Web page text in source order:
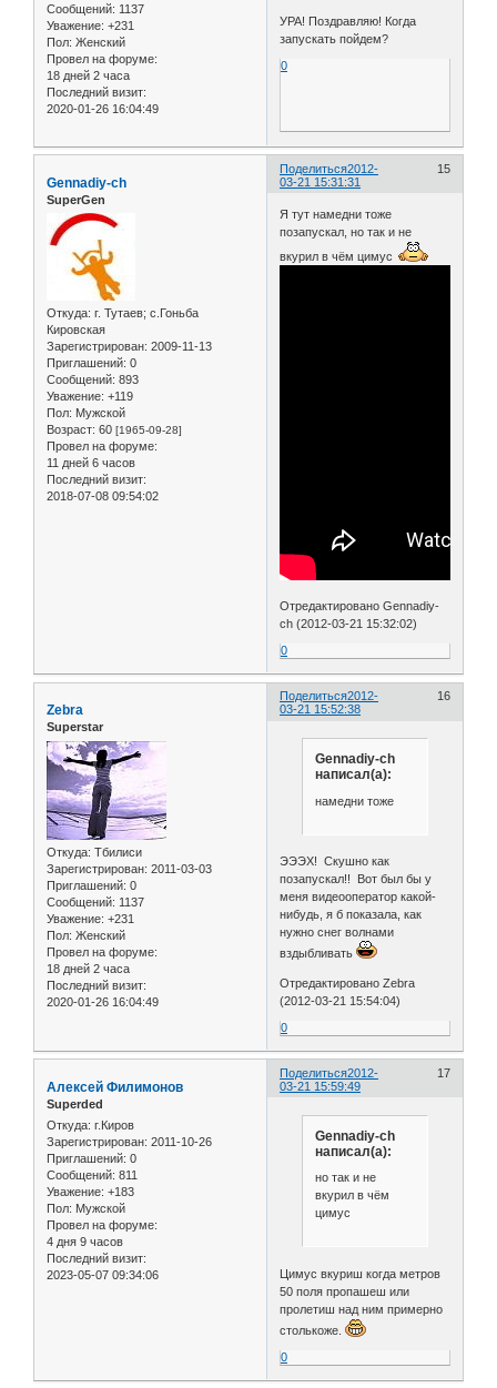
Сообщений: 1137
Уважение: +231
Пол: Женский
Провел на форуме:
18 дней 2 часа
Последний визит:
2020-01-26 16:04:49
УРА! Поздравляю! Когда
запускать пойдем?
0
Поделиться 15
2012-
03-21 15:31:31
Gennadiy-ch
SuperGen
Откуда: г. Тутаев; с.Гоньба
Кировская
Зарегистрирован: 2009-11-13
Приглашений: 0
Сообщений: 893
Уважение: +119
Пол: Мужской
Возраст: 60 [1965-09-28]
Провел на форуме:
11 дней 6 часов
Последний визит:
2018-07-08 09:54:02
Я тут намедни тоже
позапускал, но так и не
вкурил в чём цимус
Отредактировано Gennadiy-
ch (2012-03-21 15:32:02)
0
Поделиться 16
2012-
03-21 15:52:38
Zebra
Superstar
Откуда: Тбилиси
Зарегистрирован: 2011-03-03
Приглашений: 0
Сообщений: 1137
Уважение: +231
Пол: Женский
Провел на форуме:
18 дней 2 часа
Последний визит:
2020-01-26 16:04:49
Gennadiy-ch
написал(а):
намедни тоже
ЭЭЭХ! Скушно как
позапускал!! Вот был бы у
меня видеооператор какой-
нибудь, я б показала, как
нужно снег волнами
вздыбливать
Отредактировано Zebra
(2012-03-21 15:54:04)
0
Поделиться 17
2012-
03-21 15:59:49
Алексей Филимонов
Superded
Откуда: г.Киров
Зарегистрирован: 2011-10-26
Приглашений: 0
Сообщений: 811
Уважение: +183
Пол: Мужской
Провел на форуме:
4 дня 9 часов
Последний визит:
2023-05-07 09:34:06
Gennadiy-ch
написал(а):
но так и не
вкурил в чём
цимус
Цимус вкуриш когда метров
50 поля пропашеш или
пролетиш над ним примерно
столькоже.
0